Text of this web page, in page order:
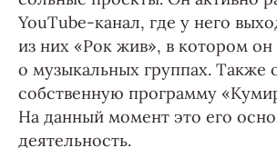
YouTube-канал, где у него
из них «Рок жив», в котором он
о музыкальных группах. Также
собственную программу
На данный момент это его
деятельность.